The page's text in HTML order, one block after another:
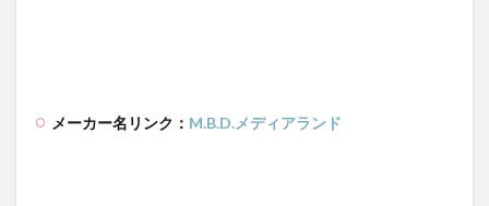
メーカー名リンク： M.B.D.メディアランド